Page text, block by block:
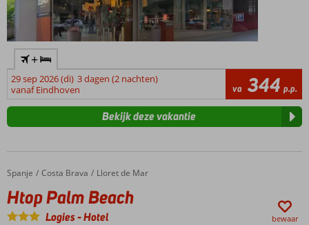
+
29 sep 2026 (di) 3 dagen (2 nachten)
vanaf Eindhoven
va 344 p.p.
Bekijk deze vakantie
Home
Spanje Costa Brava Lloret de Mar
Htop Palm Beach
Htop Palm Beach
Logies-Hotel bewaar